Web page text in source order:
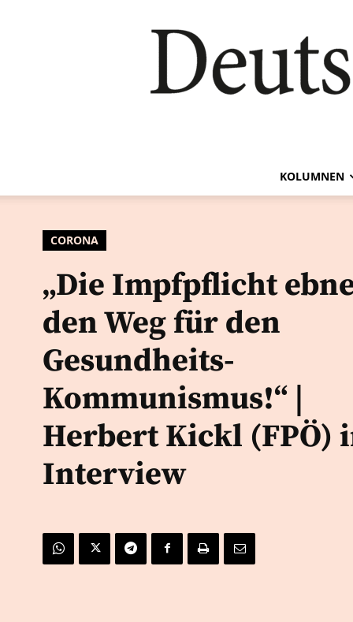
KOLUMNEN
CORONA
„Die Impfpflicht
den Weg für den
Gesundheits-
Kommunismus!“ |
Herbert Kickl (FPÖ)
Interview